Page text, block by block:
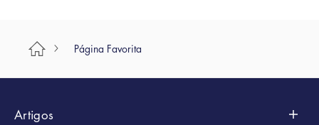
Página Favorita
Artigos